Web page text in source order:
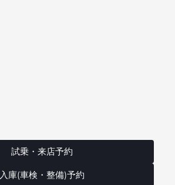
試乗・来店予約
入庫(車検・整備)予約